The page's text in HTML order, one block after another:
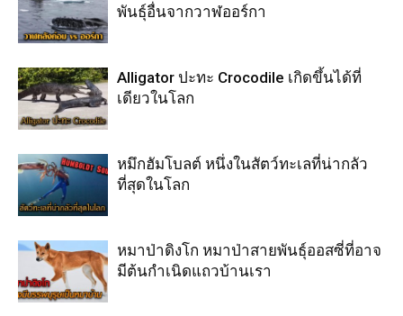
พันธุ์อื่นจากวาฬออร์กา
Alligator ปะทะ Crocodile เกิดขึ้นได้ที่
เดียวในโลก
หมึกฮัมโบลต์ หนึ่งในสัตว์ทะเลที่น่ากลัว
ที่สุดในโลก
หมาป่าดิงโก หมาป่าสายพันธุ์ออสซี่ที่อาจ
มีต้นกำเนิดแถวบ้านเรา